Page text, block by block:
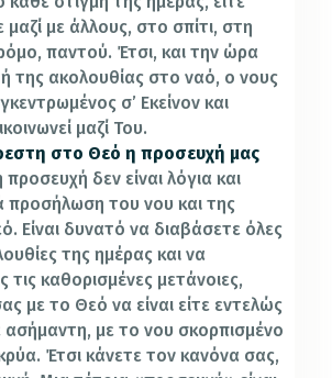
μαζί με άλλους, στο σπίτι, στη
παντού. Έτσι, και την ώρα
της ακολουθίας στο ναό, ο νους
σ’ Εκείνον και
μαζί Του.
στο Θεό η προσευχή μας
προσευχή δεν είναι λόγια και
προσήλωση του νου και της
Είναι δυνατό να διαβάσετε όλες
της ημέρας και να
τις καθορισμένες μετάνοιες,
με το Θεό να είναι είτε εντελώς
ασήμαντη, με το νου σκορπισμένο
Έτσι κάνετε τον κανόνα σας,